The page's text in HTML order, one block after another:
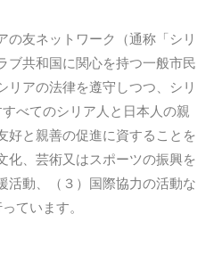
の友ネットワーク（通称「シリ
ブ共和国に関心を持つ一般市民
リアの法律を遵守しつつ、シリ
べてのシリア人と日本人の親
好と親善の促進に資することを
化、芸術又はスポーツの振興を
活動、（３）国際協力の活動な
ています。